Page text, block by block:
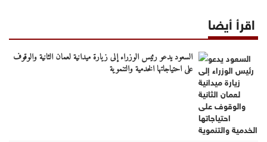
اقرأ أيضا
السعود يدعو رئيس الوزراء إلى زيارة ميدانية لعمان الثانية والوقوف
على احتياجاتها الخدمية والتنموية